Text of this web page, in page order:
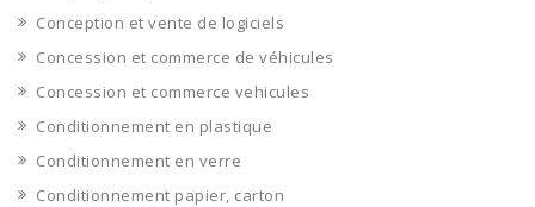
Conception et vente de logiciels
Concession et commerce de véhicules
Concession et commerce vehicules
Conditionnement en plastique
Conditionnement en verre
Conditionnement papier, carton